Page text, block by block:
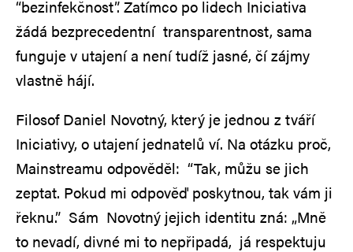
“bezinfekčnost”. Zatímco po lidech Iniciativa
žádá bezprecedentní transparentnost, sama
funguje v utajení a není tudíž jasné, čí zájmy
vlastně hájí.
Filosof Daniel Novotný, který je jednou z tváří
Iniciativy, o utajení jednatelů ví. Na otázku proč,
Mainstreamu odpověděl: “Tak, můžu se jich
zeptat. Pokud mi odpověď poskytnou, tak vám ji
řeknu.” Sám Novotný jejich identitu zná: „Mně
to nevadí, divné mi to nepřipadá, já respektuju